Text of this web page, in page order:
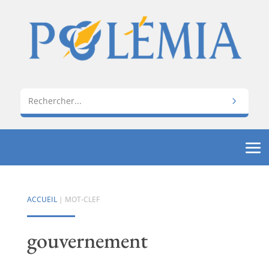
ACCUEIL| MOT-CLEF
gouvernement